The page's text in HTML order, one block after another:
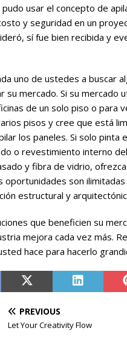
usar el concepto de
y seguridad en un
sí fue bien recibida y
uno de ustedes a buscar
su mercado. Si su mercado
de un solo piso o para
pisos y cree que está
los paneles. Si solo
o revestimiento interno
y fibra de vidrio,
oportunidades son
estructural y
que beneficien su
mejora cada vez más.
hace para hacerlo
PREVIOUS
Let Your Creativity Flow